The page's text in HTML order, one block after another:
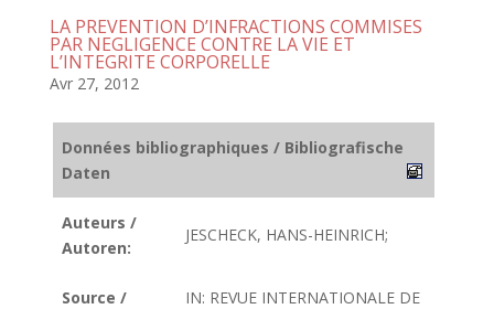
LA PREVENTION D’INFRACTIONS COMMISES
PAR NEGLIGENCE CONTRE LA VIE ET
L’INTEGRITE CORPORELLE
Avr 27, 2012
Données bibliographiques / Bibliografische
Daten
Auteurs /
Autoren:
JESCHECK, HANS-HEINRICH;
Source /
IN: REVUE INTERNATIONALE DE